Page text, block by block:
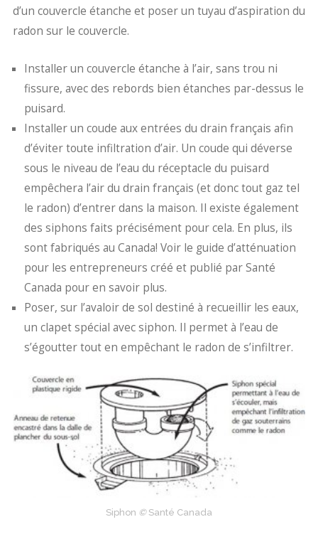
d’un couvercle étanche et poser un tuyau d’aspiration du
radon sur le couvercle.
Installer un couvercle étanche à l’air, sans trou ni
fissure, avec des rebords bien étanches par-dessus le
puisard.
Installer un coude aux entrées du drain français afin
d’éviter toute infiltration d’air. Un coude qui déverse
sous le niveau de l’eau du réceptacle du puisard
empêchera l’air du drain français (et donc tout gaz tel
le radon) d’entrer dans la maison. Il existe également
des siphons faits précisément pour cela. En plus, ils
sont fabriqués au Canada! Voir le guide d’atténuation
pour les entrepreneurs créé et publié par Santé
Canada pour en savoir plus.
Poser, sur l’avaloir de sol destiné à recueillir les eaux,
un clapet spécial avec siphon. Il permet à l’eau de
s’égoutter tout en empêchant le radon de s’infiltrer.
Siphon © Santé Canada